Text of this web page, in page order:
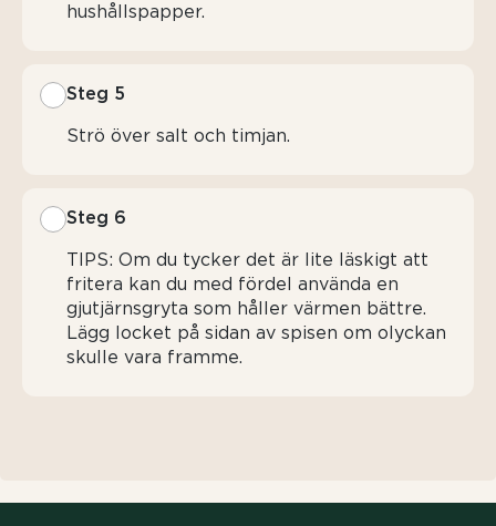
hushållspapper.
Steg 5
Strö över salt och timjan.
Steg 6
TIPS: Om du tycker det är lite läskigt att
fritera kan du med fördel använda en
gjutjärnsgryta som håller värmen bättre.
Lägg locket på sidan av spisen om olyckan
skulle vara framme.